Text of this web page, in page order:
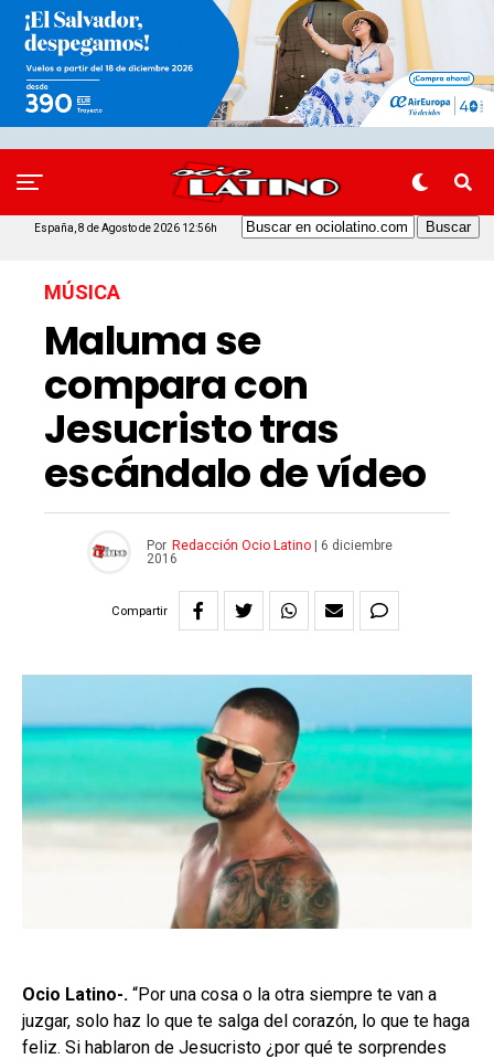
España, 8 de Agosto de 2026 12:56h
MÚSICA
Maluma se
compara con
Jesucristo tras
escándalo de vídeo
Por Redacción Ocio Latino
6 diciembre
2016
Compartir
Ocio Latino-. “Por una cosa o la otra siempre te van a
juzgar, solo haz lo que te salga del corazón, lo que te haga
feliz. Si hablaron de Jesucristo ¿por qué te sorprendes